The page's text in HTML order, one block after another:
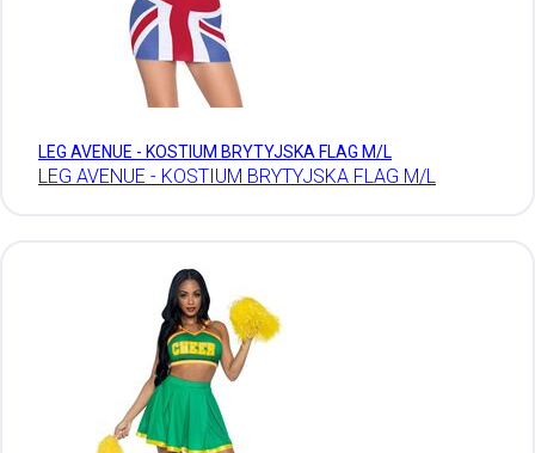
LEG AVENUE - KOSTIUM BRYTYJSKA FLAG M/L
LEG AVENUE - KOSTIUM BRYTYJSKA FLAG M/L